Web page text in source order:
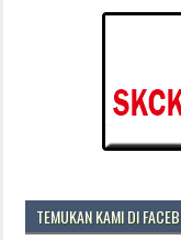
TEMUKAN KAMI DI